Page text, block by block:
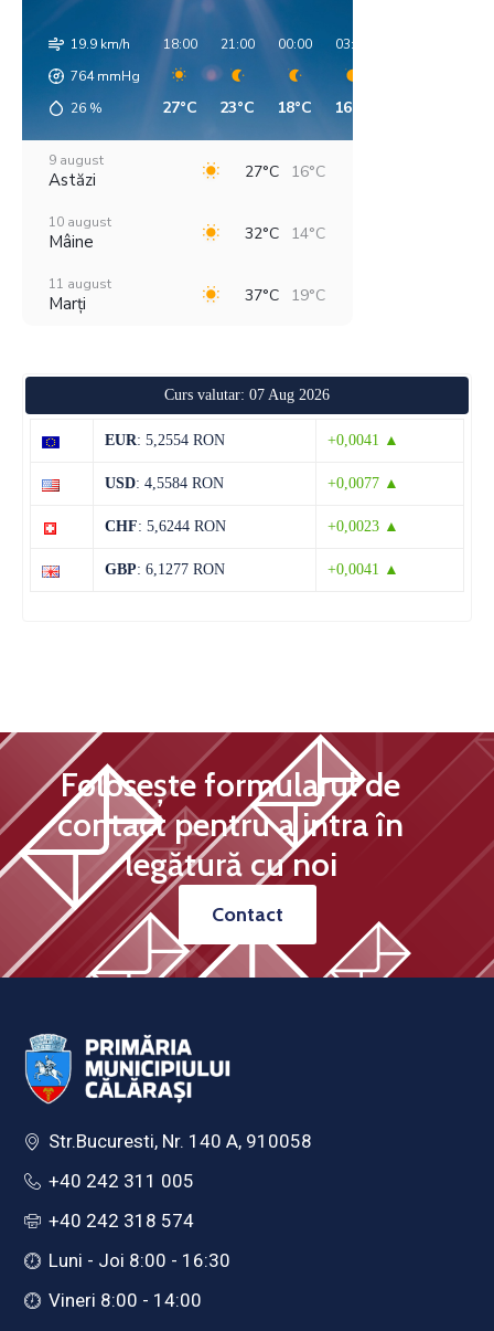
19.9 km/h
764mmHg
26 %
18:00
27°C
21:00
23°C
00:00
18°C
03:00
16°C
9 august
Astăzi 27°C 16°C
10 august
Mâine 32°C 14°C
11 august
Marți 37°C 19°C
28°C 14°C
Vineri
15 august
Curs valutar: 07 Aug 2026
EUR: 5,2554 RON +0,0041 ▲
USD: 4,5584 RON +0,0077 ▲
CHF: 5,6244 RON +0,0023 ▲
GBP: 6,1277 RON +0,0041 ▲
Folosește formularul de
contact pentru a intra în
legătură cu noi
Contact
Str.Bucuresti, Nr. 140 A, 910058
+40 242 311 005
+40 242 318 574
Luni - Joi 8:00 - 16:30
Vineri 8:00 - 14:00